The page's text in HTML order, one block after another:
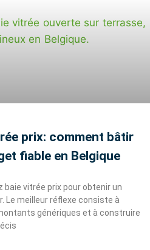
prix: comment bâtir
fiable en Belgique
baie vitrée prix pour obtenir un
Le meilleur réflexe consiste à
génériques et à construire